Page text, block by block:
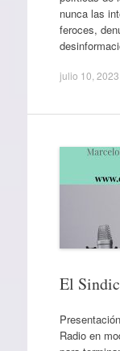
nunca las
feroces,
julio 10, 2023
El
Radio en